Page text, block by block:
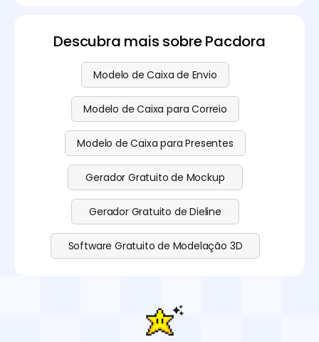
Descubra mais sobre Pacdora
Modelo de Caixa de Envio
Modelo de Caixa para Correio
Modelo de Caixa para Presentes
Gerador Gratuito de Mockup
Gerador Gratuito de Dieline
Software Gratuito de Modelação 3D